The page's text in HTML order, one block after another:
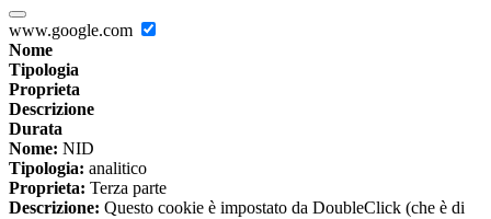
www.google.com
Nome
Tipologia
Proprieta
Descrizione
Durata
Nome: NID
Tipologia: analitico
Proprieta: Terza parte
Descrizione: Questo cookie è impostato da DoubleClick (che è di